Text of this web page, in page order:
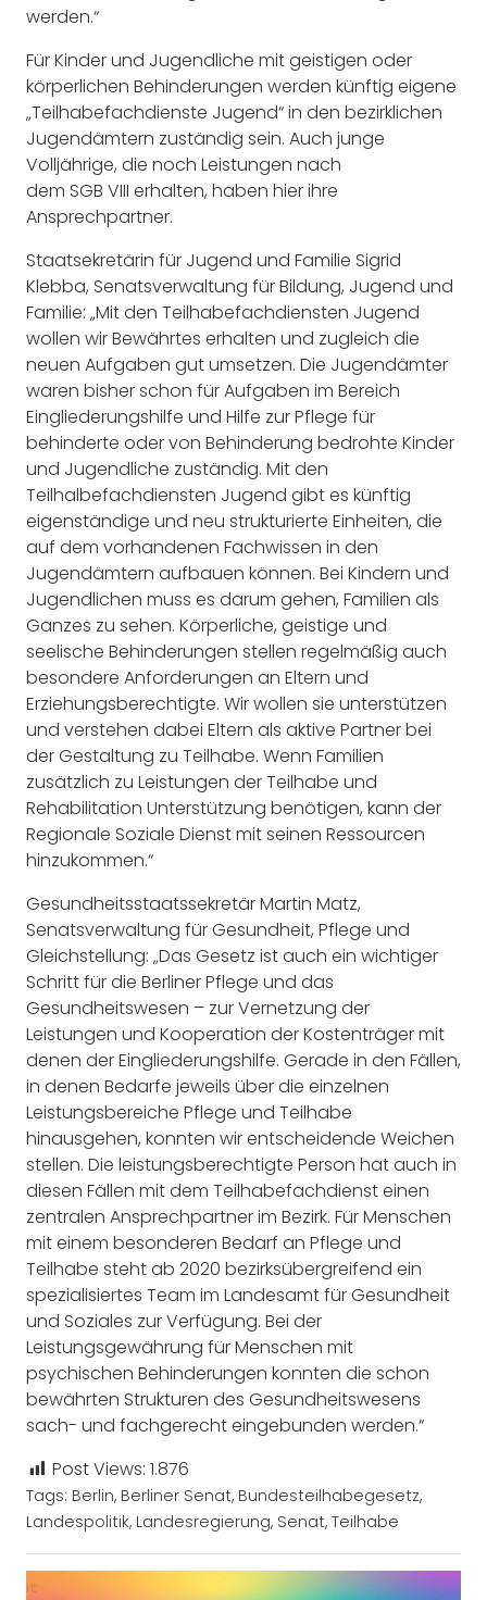
werden.“
Für Kinder und Jugendliche mit geistigen oder
körperlichen Behinderungen werden künftig eigene
„Teilhabefachdienste Jugend“ in den bezirklichen
Jugendämtern zuständig sein. Auch junge
Volljährige, die noch Leistungen nach
dem SGB VIII erhalten, haben hier ihre
Ansprechpartner.
Staatsekretärin für Jugend und Familie Sigrid
Klebba, Senatsverwaltung für Bildung, Jugend und
Familie: „Mit den Teilhabefachdiensten Jugend
wollen wir Bewährtes erhalten und zugleich die
neuen Aufgaben gut umsetzen. Die Jugendämter
waren bisher schon für Aufgaben im Bereich
Eingliederungshilfe und Hilfe zur Pflege für
behinderte oder von Behinderung bedrohte Kinder
und Jugendliche zuständig. Mit den
Teilhalbefachdiensten Jugend gibt es künftig
eigenständige und neu strukturierte Einheiten, die
auf dem vorhandenen Fachwissen in den
Jugendämtern aufbauen können. Bei Kindern und
Jugendlichen muss es darum gehen, Familien als
Ganzes zu sehen. Körperliche, geistige und
seelische Behinderungen stellen regelmäßig auch
besondere Anforderungen an Eltern und
Erziehungsberechtigte. Wir wollen sie unterstützen
und verstehen dabei Eltern als aktive Partner bei
der Gestaltung zu Teilhabe. Wenn Familien
zusätzlich zu Leistungen der Teilhabe und
Rehabilitation Unterstützung benötigen, kann der
Regionale Soziale Dienst mit seinen Ressourcen
hinzukommen.“
Gesundheitsstaatssekretär Martin Matz,
Senatsverwaltung für Gesundheit, Pflege und
Gleichstellung: „Das Gesetz ist auch ein wichtiger
Schritt für die Berliner Pflege und das
Gesundheitswesen – zur Vernetzung der
Leistungen und Kooperation der Kostenträger mit
denen der Eingliederungshilfe. Gerade in den Fällen,
in denen Bedarfe jeweils über die einzelnen
Leistungsbereiche Pflege und Teilhabe
hinausgehen, konnten wir entscheidende Weichen
stellen. Die leistungsberechtigte Person hat auch in
diesen Fällen mit dem Teilhabefachdienst einen
zentralen Ansprechpartner im Bezirk. Für Menschen
mit einem besonderen Bedarf an Pflege und
Teilhabe steht ab 2020 bezirksübergreifend ein
spezialisiertes Team im Landesamt für Gesundheit
und Soziales zur Verfügung. Bei der
Leistungsgewährung für Menschen mit
psychischen Behinderungen konnten die schon
bewährten Strukturen des Gesundheitswesens
sach- und fachgerecht eingebunden werden.“
Post Views: 1.876
Tags: Berlin, Berliner Senat, Bundesteilhabegesetz,
Landespolitik, Landesregierung, Senat, Teilhabe